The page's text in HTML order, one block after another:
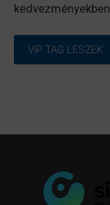
VIP TAG LESZEK